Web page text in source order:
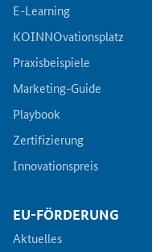
E-Learning
KOINNOvationsplatz
Praxisbeispiele
Marketing-Guide
Playbook
Zertifizierung
Innovationspreis
EU-FÖRDERUNG
Aktuelles